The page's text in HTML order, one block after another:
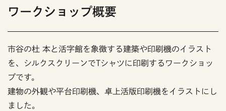
ワークショップ概要
市谷の杜 本と活字館を象徴する建築や印刷機のイラスト
を、シルクスクリーンでTシャツに印刷するワークショッ
プです。
建物の外観や平台印刷機、卓上活版印刷機をイラストにし
ました。